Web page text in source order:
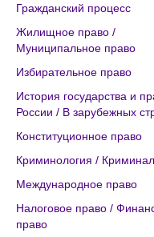
Гражданский процесс
Жилищное право /
Муниципальное право
Избирательное право
История государства и
России / В зарубежных
Конституционное право
Криминология /
Международное право
Налоговое право /
право